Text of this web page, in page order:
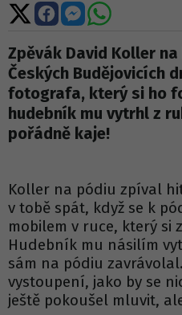
Sdílet
na
X
Sdílet
na
Facebooku
Sdílet
na
Messengeru
Sdílet
WhatsApp
Zpěvák David Koller
Českých Budějovicích
fotografa, který si ho
hudebník mu vytrhl z
pořádně kaje!
Koller na pódiu zpíval
v tobě spát, když se k
mobilem v ruce, který si
Hudebník mu násilím
sám na pódiu
vystoupení, jako by se
ještě pokoušel mluvit,